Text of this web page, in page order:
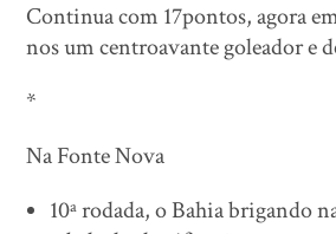
Continua com 17pontos, agora
nos um centroavante goleador e
*
Na Fonte Nova
10ª rodada, o Bahia brigando